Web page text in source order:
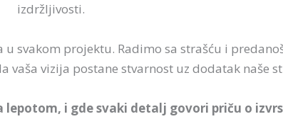
izdržljivosti.
svakom projektu. Radimo sa strašću i
vaša vizija postane stvarnost uz dodatak naše
lepotom, i gde svaki detalj govori priču o